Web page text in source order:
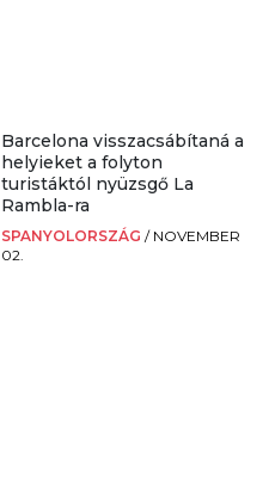
Barcelona visszacsábítaná a
helyieket a folyton
turistáktól nyüzsgő La
Rambla-ra
SPANYOLORSZÁG / NOVEMBER
02.